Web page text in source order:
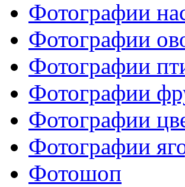
Фотографии
Фотографии
Фотографии
Фотографии
Фотографии
Фотографии
Фотошоп